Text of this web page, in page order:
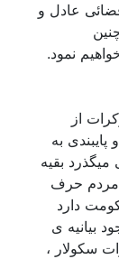
عادل و
نمود.
از
به
بقیه
مردم حرف
دارد
بیانیه ی
سکولار ،